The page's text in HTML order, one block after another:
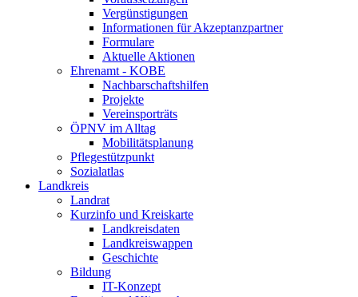
Vergünstigungen
Informationen für Akzeptanzpartner
Formulare
Aktuelle Aktionen
Ehrenamt - KOBE
Nachbarschaftshilfen
Projekte
Vereinsporträts
ÖPNV im Alltag
Mobilitätsplanung
Pflegestützpunkt
Sozialatlas
Landkreis
Landrat
Kurzinfo und Kreiskarte
Landkreisdaten
Landkreiswappen
Geschichte
Bildung
IT-Konzept